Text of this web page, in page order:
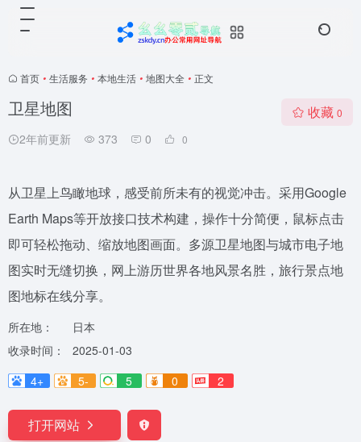
首页 • 生活服务 • 本地生活 • 地图大全 • 正文
卫星地图
2年前更新 373 0 0
收藏 0
从卫星上鸟瞰地球，感受前所未有的视觉冲击。采用Google
Earth Maps等开放接口技术构建，操作十分简便，鼠标点击
即可轻松拖动、缩放地图画面。多源卫星地图与城市电子地
图实时无缝切换，网上游历世界各地风景名胜，旅行景点地
图地标在线分享。
所在地：
日本
收录时间：
2025-01-03
4+
5- 5 0 2
打开网站